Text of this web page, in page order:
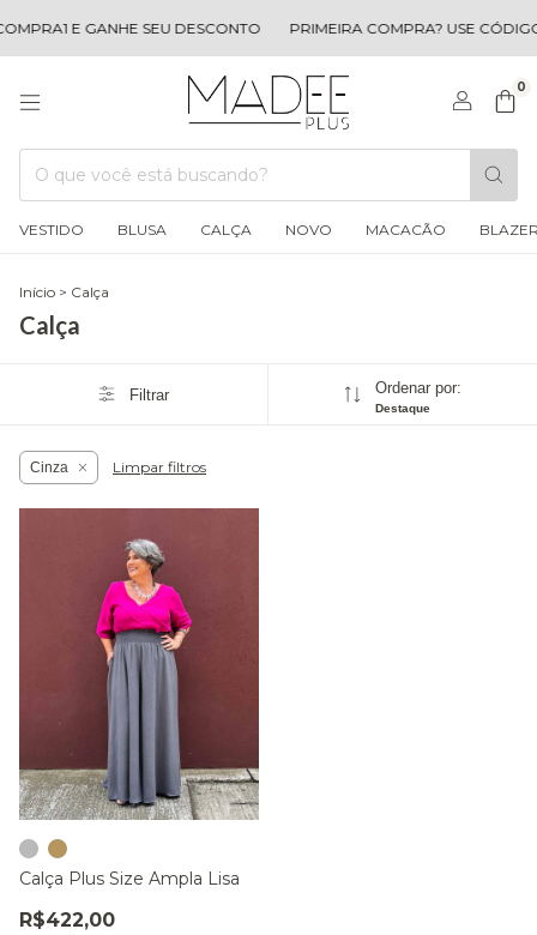
E GANHE SEU DESCONTO PRIMEIRA COMPRA? USE
0
VESTIDO BLUSA CALÇA NOVO MACACÃO
Início > Calça
Calça
Filtrar Ordenar por:
Destaque
Cinza Limpar filtros
Calça Plus Size Ampla Lisa
R$422,00